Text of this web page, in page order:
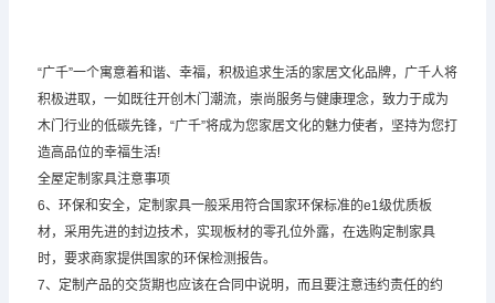
“广千”一个寓意着和谐、幸福，积极追求生活的家居文化品牌，广千人将
积极进取，一如既往开创木门潮流，崇尚服务与健康理念，致力于成为
木门行业的低碳先锋，“广千”将成为您家居文化的魅力使者，坚持为您打
造高品位的幸福生活!
全屋定制家具注意事项
6、环保和安全，定制家具一般采用符合国家环保标准的e1级优质板
材，采用先进的封边技术，实现板材的零孔位外露，在选购定制家具
时，要求商家提供国家的环保检测报告。
7、定制产品的交货期也应该在合同中说明，而且要注意违约责任的约